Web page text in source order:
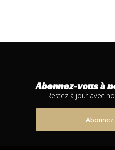
Abonnez-vous à
Restez à jour avec